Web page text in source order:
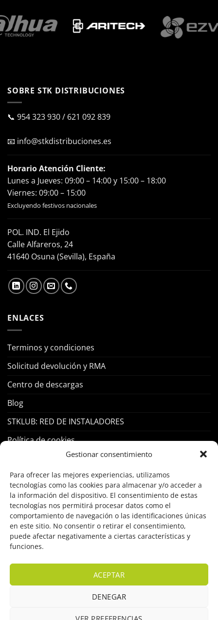
Gestionar consentimiento
Para ofrecer las mejores experiencias, utilizamos
tecnologías como las cookies para almacenar y/o acceder a
la información del dispositivo. El consentimiento de estas
tecnologías nos permitirá procesar datos como el
comportamiento de navegación o las identificaciones únicas
en este sitio. No consentir o retirar el consentimiento,
puede afectar negativamente a ciertas características y
funciones.
ACEPTAR
DENEGAR
SOBRE STK DISTRIBUCIONES
📞 954 323 930/ 621 092 839
📧 info@stkdistribuciones.es
Horario Atención Cliente:
Lunes a Jueves: 09:00 – 14:00 y 15:00 – 18:00
Viernes: 09:00 – 15:00
Excluyendo festivos nacionales
POL. IND. El Ejido
Calle Alfareros, 24
41640 Osuna (Sevilla), España
ENLACES
Terminos y condiciones
Solicitud devolución y RMA
Centro de descargas
Blog
STKLUB: RED DE INSTALADORES
Política de cookies
Control Acceso
Hogar Inteligente
Incendio
Intrusión
OFERTAS